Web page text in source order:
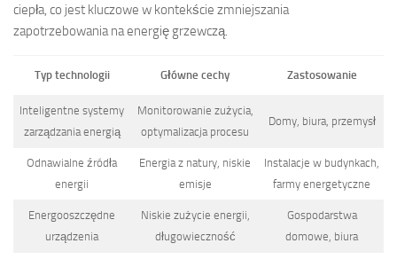
ciepła, co jest kluczowe w kontekście zmniejszania
zapotrzebowania na energię grzewczą.
Typ technologii Główne cechy Zastosowanie
Inteligentne systemy
zarządzania energią
Monitorowanie zużycia,
optymalizacja procesu
Domy, biura, przemysł
Odnawialne źródła
energii
Energia z natury, niskie
emisje
Instalacje w budynkach,
farmy energetyczne
Energooszczędne
urządzenia
Niskie zużycie energii,
długowieczność
Gospodarstwa
domowe, biura